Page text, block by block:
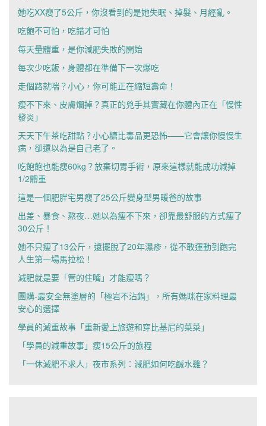
她吃XX瘦了5公斤，你沒看到的是她失眠、掉髮、月經亂。
吃飽不可怕，吃錯才可怕
每天量體重，是你減肥失敗的開始
每次少吃飯，身體都在準備下一次爆吃
走個路就喘？小心，你可能正在縮短壽命！
瘦不下來、皮膚爛掉？真正的兇手其實藏在你體內正在「慢性
發炎」
天天下午茶吃甜點？小心糖比毒品更恐怖——它會讓你慢慢生
病，卻還以為是自己老了。
吃飽飽也能瘦60kg？放棄切胃手術，原來這樣就能成功減掉
1/2體重
這是一個肥胖宅男瘦了25公斤變身型男暖爸的故事
出差、暴食、熬夜…她以為瘦不下來，卻靠最舒服的方式瘦了
30公斤！
她不只瘦了13公斤，還擺脫了20年濕疹，從不敢運動到跑完
人生第一場馬拉松！
減肥就是要「管的住嘴」才能瘦嗎？
團購-最安全無塗層的「極岩不沾鍋」，所有媽咪在家料理最
安心的選擇
學員的減重故事「重新愛上旅遊和穿比基尼的菜菜」
「學員的減重故事」瘦15公斤的旅程
「一休減肥不求人」夜市系列：減肥如何吃鹹水雞？